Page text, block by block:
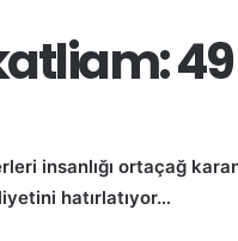
insanlığı ortaçağ
hatırlatıyor…